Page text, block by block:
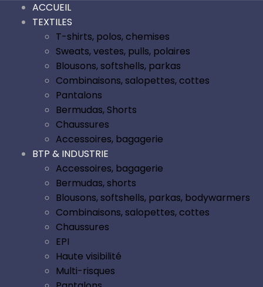
ACCUEIL
TEXTILES
T-shirts, polos, chemises
Sweats, vestes, pulls, polaires
Blousons, softshells, parkas
Combinaisons, salopettes, cottes
Pantalons
Bermudas, Shorts
Chaussures
Accessoires, bagagerie
BTP & INDUSTRIE
Accessoires, bagagerie
Bermudas, shorts
Blousons, softshells, parkas, bodywarmers
Combinaisons, salopettes, cottes
Chaussures
EPI
Haute visibilité
Multi-risques